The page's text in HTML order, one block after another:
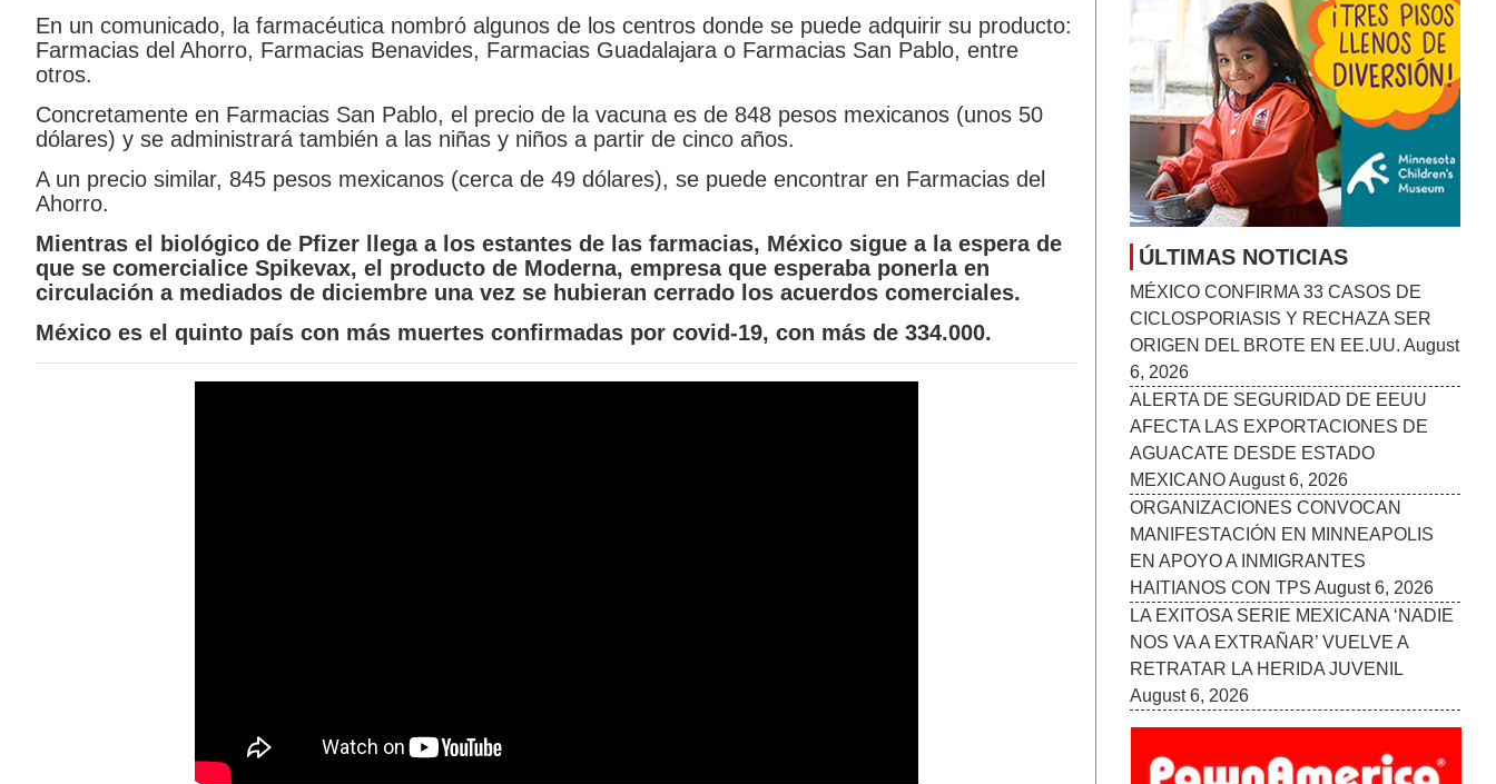
En un comunicado, la farmacéutica nombró algunos de los centros donde se puede adquirir su producto:
Farmacias del Ahorro, Farmacias Benavides, Farmacias Guadalajara o Farmacias San Pablo, entre
otros.
Concretamente en Farmacias San Pablo, el precio de la vacuna es de 848 pesos mexicanos (unos 50
dólares) y se administrará también a las niñas y niños a partir de cinco años.
A un precio similar, 845 pesos mexicanos (cerca de 49 dólares), se puede encontrar en Farmacias del
Ahorro.
Mientras el biológico de Pfizer llega a los estantes de las farmacias, México sigue a la espera de
que se comercialice Spikevax, el producto de Moderna, empresa que esperaba ponerla en
circulación a mediados de diciembre una vez se hubieran cerrado los acuerdos comerciales.
México es el quinto país con más muertes confirmadas por covid-19, con más de 334.000.
ÚLTIMAS NOTICIAS
MÉXICO CONFIRMA 33 CASOS DE
CICLOSPORIASIS Y RECHAZA SER
ORIGEN DEL BROTE EN EE.UU. August
6, 2026
ALERTA DE SEGURIDAD DE EEUU
AFECTA LAS EXPORTACIONES DE
AGUACATE DESDE ESTADO
MEXICANO August 6, 2026
ORGANIZACIONES CONVOCAN
MANIFESTACIÓN EN MINNEAPOLIS
EN APOYO A INMIGRANTES
HAITIANOS CON TPS August 6, 2026
LA EXITOSA SERIE MEXICANA ‘NADIE
NOS VA A EXTRAÑAR’ VUELVE A
RETRATAR LA HERIDA JUVENIL
August 6, 2026